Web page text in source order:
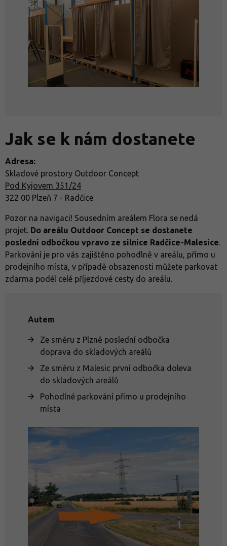
Jak se k nám dostanete
Adresa:
Skladové prostory Outdoor Concept
Pod Kyjovem 351/24
322 00 Plzeň 7 - Radčice
Pozor na navigaci! Sousedním areálem Flora se nedá
projet. Do areálu Outdoor Concept se dostanete
poslední odbočkou vpravo ze silnice Radčice-Malesice.
Parkování je pro vás zajištěno pohodlně v areálu, přímo u
prodejního místa, v případě obsazenosti můžete parkovat
zdarma podél celé příjezdové cesty do areálu.
Autem
Ze směru z Plzně poslední odbočka
doprava do skladových areálů
Ze směru z Malesic první odbočka doleva
do skladových areálů
Pohodlné parkování přímo u prodejního
místa